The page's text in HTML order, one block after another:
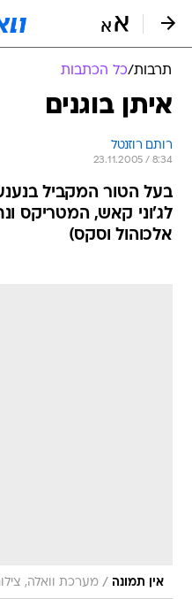
תרבות/כל הכתבות
איתן בוגנים
רותם רוזנטל
23.11.2005 / 8:34
בעל הטור המקביל
לג'וני קאש, המטריקס
אלכוהול וסקס)
אין תמונה / מערכת וואלה,